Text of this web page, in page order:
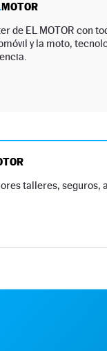
MOTOR
de EL MOTOR con
y la moto,
talleres, seguros,